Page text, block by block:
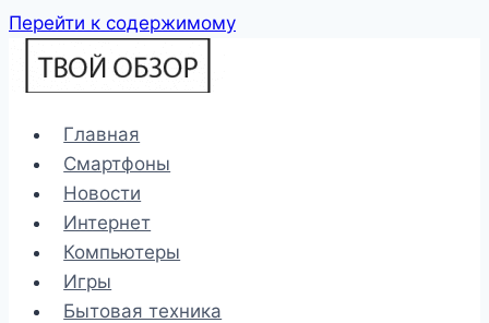
Перейти к содержимому
Главная
Смартфоны
Новости
Интернет
Компьютеры
Игры
Бытовая техника